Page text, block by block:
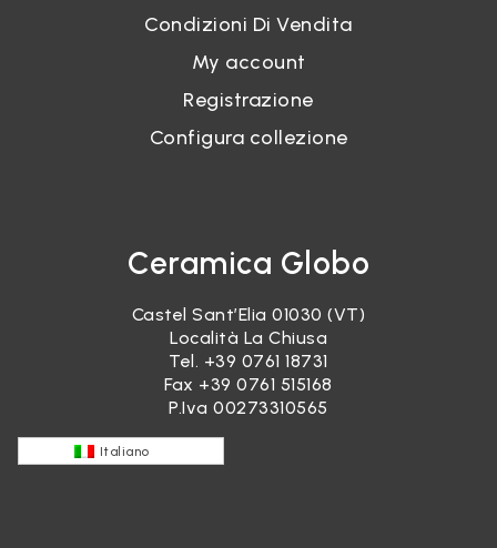
Condizioni Di Vendita
My account
Registrazione
Configura collezione
Ceramica Globo
Castel Sant’Elia 01030 (VT)
Località La Chiusa
Tel. +39 0761 18731
Fax +39 0761 515168
P.Iva 00273310565
Italiano